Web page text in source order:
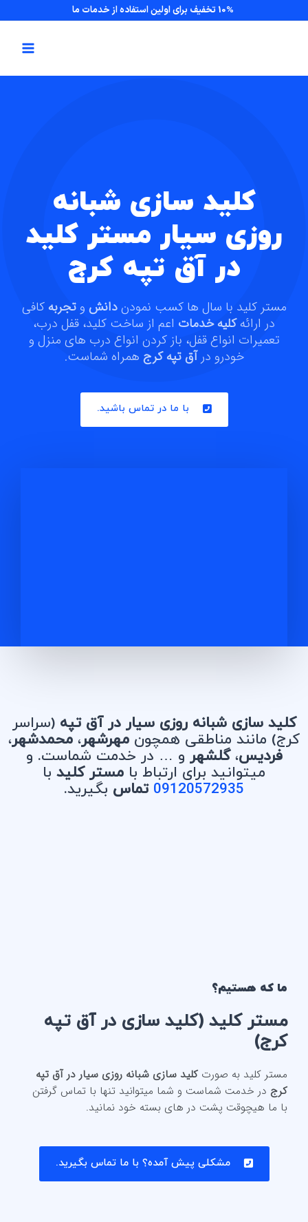
کلید سازی شبانه
روزی سیار مستر کلید
در آق تپه کرج
مستر کلید با سال ها کسب نمودندانش وتجربهکافی
در ارائهکلیه خدمات اعم از ساخت کلید، قفل درب،
تعمیرات انواع قفل، باز کردن انواع درب های منزل و
خودرو درآق تپه کرج همراه شماست.
با ما در تماس باشید.
کلید سازی شبانه روزی سیار در آق تپه(سراسر
کرج) مانند مناطقی همچون مهرشهر، محمدشهر،
فردیس،گلشهر و … در خدمت شماست. و
میتوانید برای ارتباط با مستر کلید با
09120572935 تماس بگیرید.
ما که هستیم؟
مستر کلید (کلید سازی در آق تپه
کرج)
مستر کلید به صورت کلید سازی شبانه روزی سیار در آق تپه
کرج در خدمت شماست و شما میتوانید تنها با تماس گرفتن
با ما هیچوقت پشت در های بسته خود نمانید.
مشکلی پیش آمده؟ با ما تماس بگیرید.